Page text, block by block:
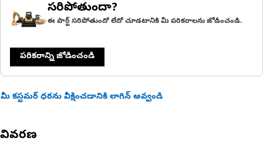
సరిపోతుందా?
ఈ పార్ట్ సరిపోతుందో లేదో చూడటానికి మీ పరికరాలను జోడించండి.
పరికరాన్ని జోడించండి
మీ కస్టమర్ ధరను వీక్షించడానికి లాగిన్ అవ్వండి
వివరణ